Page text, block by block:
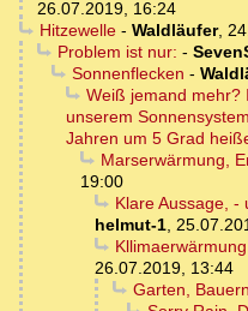
26.07.2019, 16:24
Hitzewelle- Waldläufer,
Problem ist nur: -
Sonnenflecken -
Weiß jemand mehr?
unserem
Jahren um 5 Grad
Marserwärmung,
19:00
Klare Aussage, -
helmut-1,
26.07.2019, 13:44
Garten,